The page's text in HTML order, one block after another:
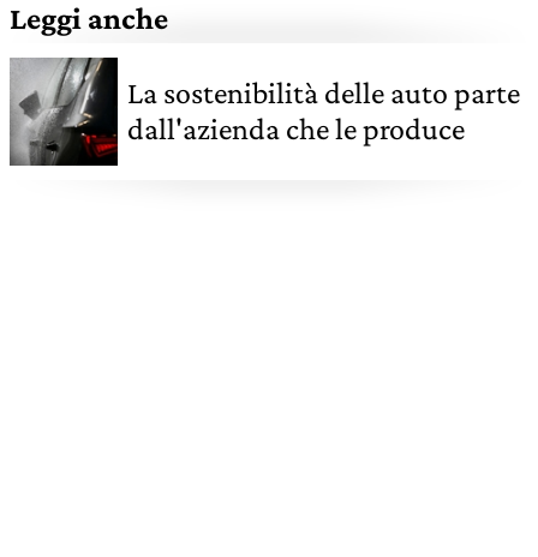
Leggi anche
La sostenibilità delle auto parte
dall'azienda che le produce